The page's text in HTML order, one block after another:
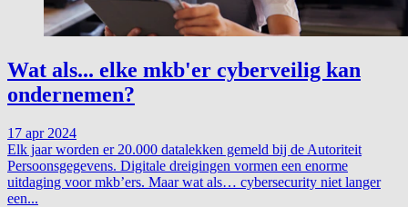
Wat als... elke mkb'er cyberveilig kan
ondernemen?
17 apr 2024
Elk jaar worden er 20.000 datalekken gemeld bij de Autoriteit
Persoonsgegevens. Digitale dreigingen vormen een enorme
uitdaging voor mkb’ers. Maar wat als… cybersecurity niet langer
een...